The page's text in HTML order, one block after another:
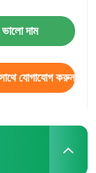
ভালো দাম
যোগাযোগ করুন